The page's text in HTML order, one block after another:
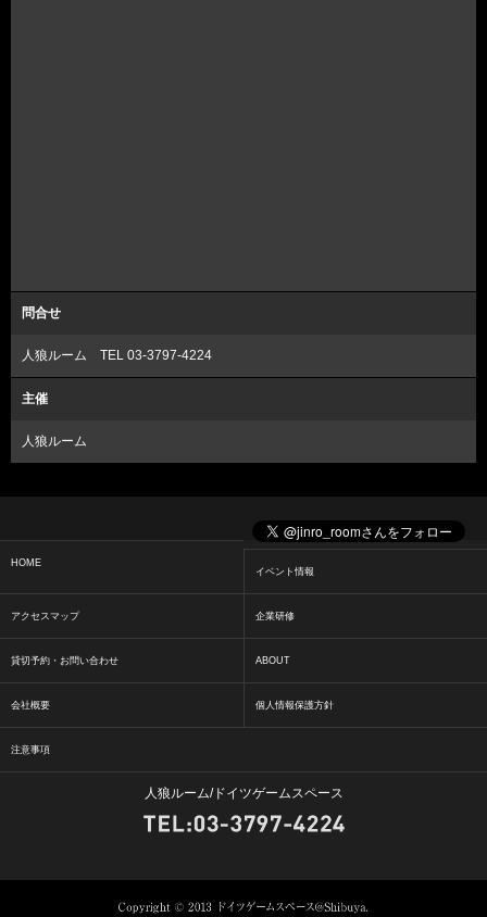
問合せ
人狼ルーム TEL 03-3797-4224
主催
人狼ルーム
HOME
イベント情報
アクセスマップ 企業研修
貸切予約・お問い合わせ ABOUT
会社概要 個人情報保護方針
注意事項
人狼ルーム/ドイツゲームスペース